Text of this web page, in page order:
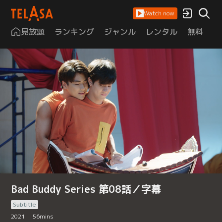
Watch now
見放題 ランキング ジャンル レンタル 無料
Bad Buddy Series 第08話／字幕
Subtitle
2021
56mins